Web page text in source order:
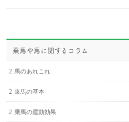
乗馬や馬に関するコラム
馬のあれこれ
乗馬の基本
乗馬の運動効果